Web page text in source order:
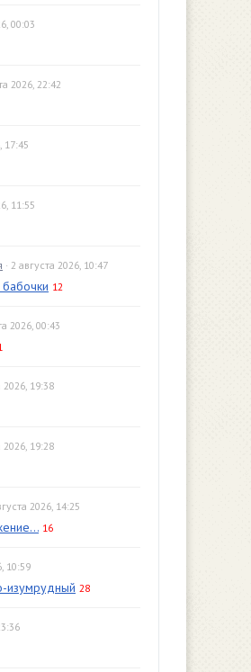
00:03
2026, 22:42
17:45
11:55
· 2 августа 2026, 10:47
12
2026, 00:43
2026, 19:38
2026, 19:28
2026, 14:25
16
10:59
изумрудный 28